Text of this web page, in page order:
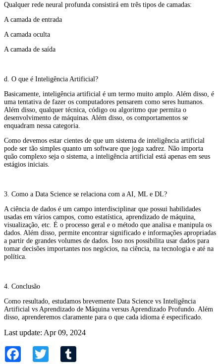
Qualquer rede neural profunda consistirá em três tipos de camadas:
A camada de entrada
A camada oculta
A camada de saída
d. O que é Inteligência Artificial?
Basicamente, inteligência artificial é um termo muito amplo. Além disso, é
uma tentativa de fazer os computadores pensarem como seres humanos.
Além disso, qualquer técnica, código ou algoritmo que permita o
desenvolvimento de máquinas. Além disso, os comportamentos se
enquadram nessa categoria.
Como devemos estar cientes de que um sistema de inteligência artificial
pode ser tão simples quanto um software que joga xadrez. Não importa
quão complexo seja o sistema, a inteligência artificial está apenas em seus
estágios iniciais.
3. Como a Data Science se relaciona com a AI, ML e DL?
A ciência de dados é um campo interdisciplinar que possui habilidades
usadas em vários campos, como estatística, aprendizado de máquina,
visualização, etc. É o processo geral e o método que analisa e manipula os
dados. Além disso, permite encontrar significado e informações apropriadas
a partir de grandes volumes de dados. Isso nos possibilita usar dados para
tomar decisões importantes nos negócios, na ciência, na tecnologia e até na
política.
4. Conclusão
Como resultado, estudamos brevemente Data Science vs Inteligência
Artificial vs Aprendizado de Máquina versus Aprendizado Profundo. Além
disso, aprenderemos claramente para o que cada idioma é especificado.
Last update: Apr 09, 2024
Facebook Twitter